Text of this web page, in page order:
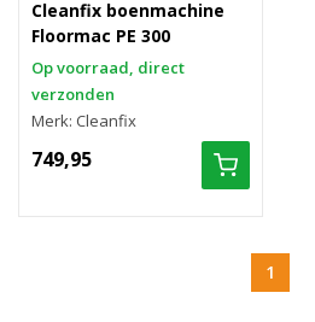
Cleanfix boenmachine
Floormac PE 300
Op voorraad, direct
verzonden
Merk: Cleanfix
749,95
1